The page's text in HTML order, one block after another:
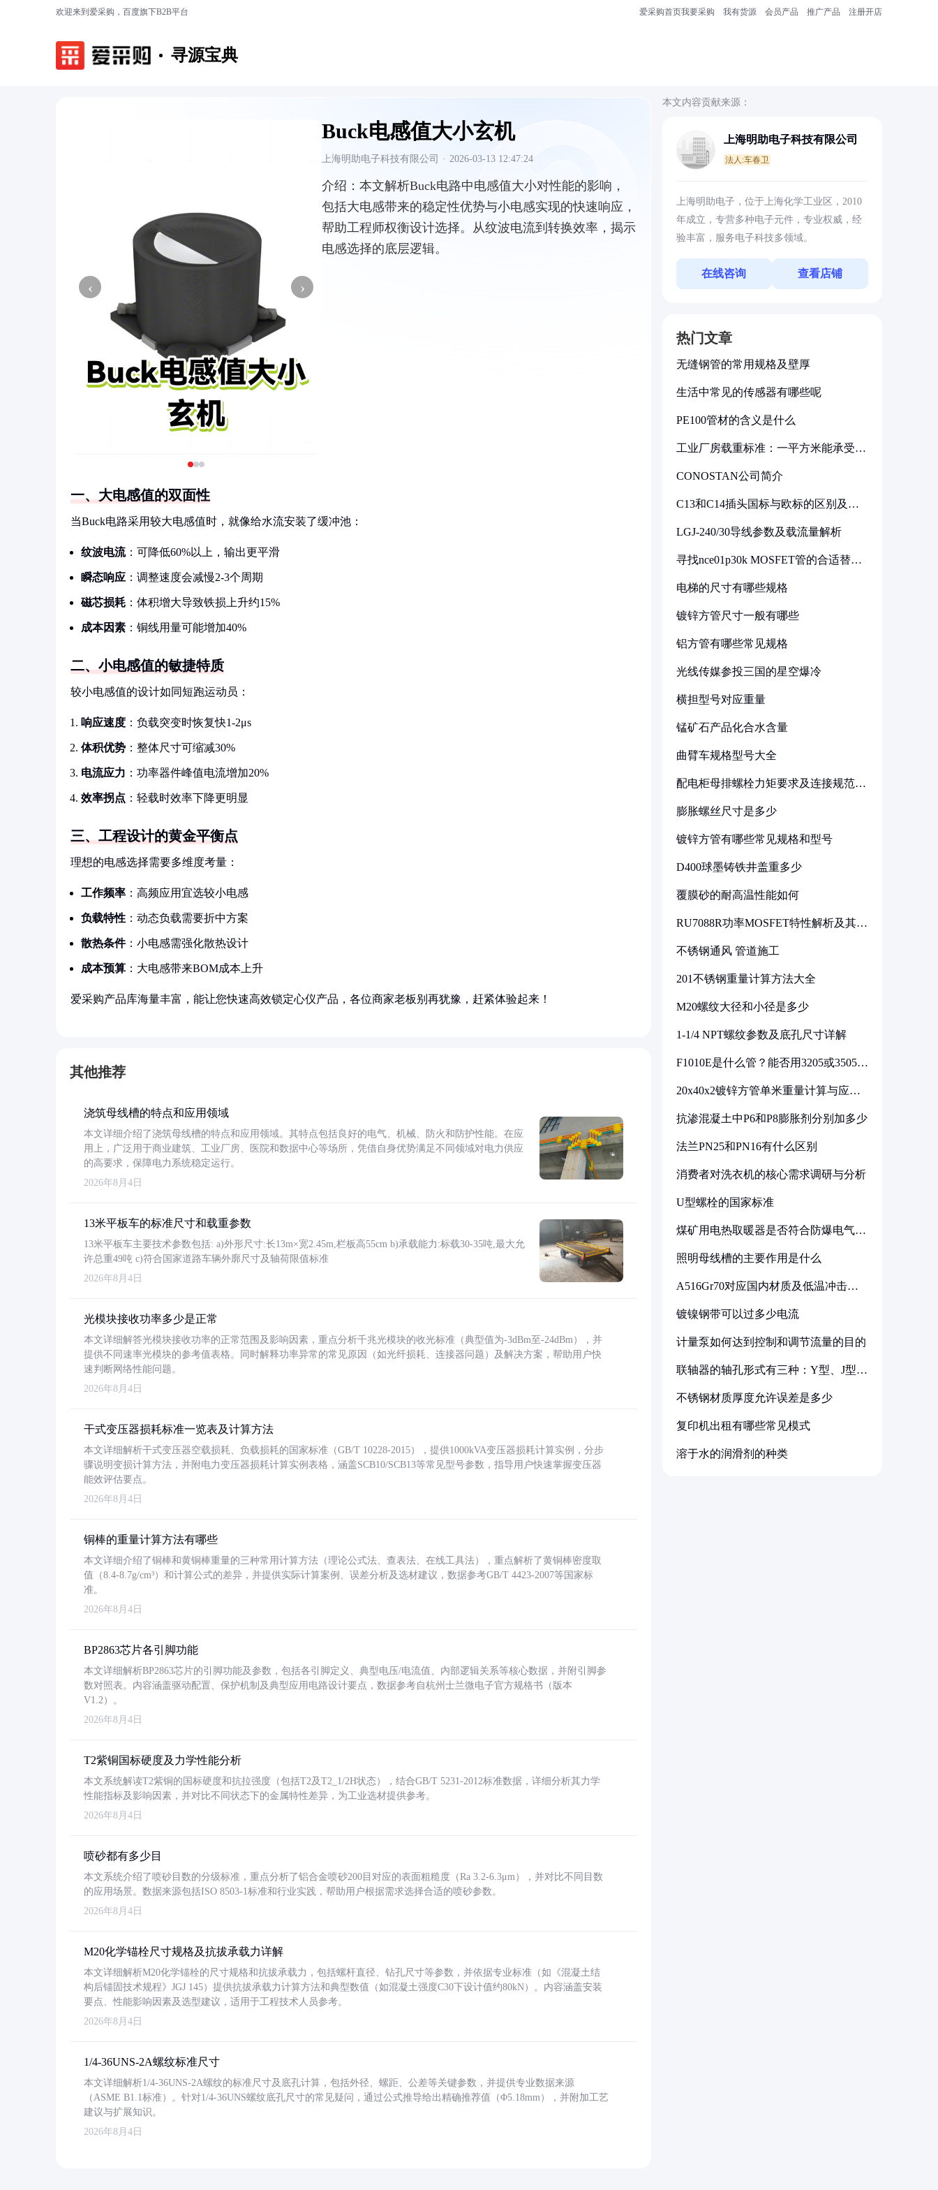
欢迎来到爱采购，百度旗下B2B平台 爱采购首页我要采购 我有货源 会员产品 推广产品 注册开店
寻源宝典
‹ ›
Buck电感值大小玄机
上海明助电子科技有限公司 · 2026-03-13 12:47:24
介绍： 本文解析Buck电路中电感值大小对性能的影响，
包括大电感带来的稳定性优势与小电感实现的快速响应，
帮助工程师权衡设计选择。从纹波电流到转换效率，揭示
电感选择的底层逻辑。
一、大电感值的双面性
当Buck电路采用较大电感值时，就像给水流安装了缓冲池：
纹波电流：可降低60%以上，输出更平滑
瞬态响应 ：调整速度会减慢2-3个周期
磁芯损耗 ：体积增大导致铁损上升约15%
成本因素 ：铜线用量可能增加40%
二、小电感值的敏捷特质
较小电感值的设计如同短跑运动员：
响应速度 ：负载突变时恢复快1-2μs
体积优势 ：整体尺寸可缩减30%
电流应力 ：功率器件峰值电流增加20%
效率拐点 ：轻载时效率下降更明显
三、工程设计的黄金平衡点
理想的电感选择需要多维度考量：
工作频率 ：高频应用宜选较小电感
负载特性 ：动态负载需要折中方案
散热条件：小电感需强化散热设计
成本预算 ：大电感带来BOM成本上升
爱采购产品库海量丰富，能让您快速高效锁定心仪产品，各位商家老板别再犹豫，赶紧体验起来！
其他推荐
浇筑母线槽的特点和应用领域
本文详细介绍了浇筑母线槽的特点和应用领域。其特点包括良好的电气、机械、防火和防护性能。在应
用上，广泛用于商业建筑、工业厂房、医院和数据中心等场所，凭借自身优势满足不同领域对电力供应
的高要求，保障电力系统稳定运行。
2026年8月4日
13米平板车的标准尺寸和载重参数
13米平板车主要技术参数包括: a)外形尺寸:长13m×宽2.45m,栏板高55cm b)承载能力:标载30-35吨,最大允
许总重49吨 c)符合国家道路车辆外廓尺寸及轴荷限值标准
2026年8月4日
光模块接收功率多少是正常
本文详细解答光模块接收功率的正常范围及影响因素，重点分析千兆光模块的收光标准（典型值为-3dBm至-24dBm），并
提供不同速率光模块的参考值表格。同时解释功率异常的常见原因（如光纤损耗、连接器问题）及解决方案，帮助用户快
速判断网络性能问题。
2026年8月4日
干式变压器损耗标准一览表及计算方法
本文详细解析干式变压器空载损耗、负载损耗的国家标准（GB/T 10228-2015），提供1000kVA变压器损耗计算实例，分步
骤说明变损计算方法，并附电力变压器损耗计算实例表格，涵盖SCB10/SCB13等常见型号参数，指导用户快速掌握变压器
能效评估要点。
2026年8月4日
铜棒的重量计算方法有哪些
本文详细介绍了铜棒和黄铜棒重量的三种常用计算方法（理论公式法、查表法、在线工具法），重点解析了黄铜棒密度取
值（8.4-8.7g/cm³）和计算公式的差异，并提供实际计算案例、误差分析及选材建议，数据参考GB/T 4423-2007等国家标
准。
2026年8月4日
BP2863芯片各引脚功能
本文详细解析BP2863芯片的引脚功能及参数，包括各引脚定义、典型电压/电流值、内部逻辑关系等核心数据，并附引脚参
数对照表。内容涵盖驱动配置、保护机制及典型应用电路设计要点，数据参考自杭州士兰微电子官方规格书（版本
V1.2）。
2026年8月4日
T2紫铜国标硬度及力学性能分析
本文系统解读T2紫铜的国标硬度和抗拉强度（包括T2及T2_1/2H状态），结合GB/T 5231-2012标准数据，详细分析其力学
性能指标及影响因素，并对比不同状态下的金属特性差异，为工业选材提供参考。
2026年8月4日
喷砂都有多少目
本文系统介绍了喷砂目数的分级标准，重点分析了铝合金喷砂200目对应的表面粗糙度（Ra 3.2-6.3μm），并对比不同目数
的应用场景。数据来源包括ISO 8503-1标准和行业实践，帮助用户根据需求选择合适的喷砂参数。
2026年8月4日
M20化学锚栓尺寸规格及抗拔承载力详解
本文详细解析M20化学锚栓的尺寸规格和抗拔承载力，包括螺杆直径、钻孔尺寸等参数，并依据专业标准（如《混凝土结
构后锚固技术规程》JGJ 145）提供抗拔承载力计算方法和典型数值（如混凝土强度C30下设计值约80kN）。内容涵盖安装
要点、性能影响因素及选型建议，适用于工程技术人员参考。
2026年8月4日
1/4-36UNS-2A螺纹标准尺寸
本文详细解析1/4-36UNS-2A螺纹的标准尺寸及底孔计算，包括外径、螺距、公差等关键参数，并提供专业数据来源
（ASME B1.1标准）。针对1/4-36UNS螺纹底孔尺寸的常见疑问，通过公式推导给出精确推荐值（Φ5.18mm），并附加工艺
建议与扩展知识。
2026年8月4日
本文内容贡献来源：
上海明助电子科技有限公司
法人:车春卫
上海明助电子，位于上海化学工业区，2010
年成立，专营多种电子元件，专业权威，经
验丰富，服务电子科技多领域。
在线咨询 查看店铺
热门文章
无缝钢管的常用规格及壁厚
生活中常见的传感器有哪些呢
PE100管材的含义是什么
工业厂房载重标准：一平方米能承受多
CONOSTAN公司简介
C13和C14插头国标与欧标的区别及其
LGJ-240/30导线参数及载流量解析
寻找nce01p30k MOSFET管的合适替代
电梯的尺寸有哪些规格
镀锌方管尺寸一般有哪些
铝方管有哪些常见规格
光线传媒参投三国的星空爆冷
横担型号对应重量
锰矿石产品化合水含量
曲臂车规格型号大全
配电柜母排螺栓力矩要求及连接规范详
膨胀螺丝尺寸是多少
镀锌方管有哪些常见规格和型号
D400球墨铸铁井盖重多少
覆膜砂的耐高温性能如何
RU7088R功率MOSFET特性解析及其在
不锈钢通风 管道施工
201不锈钢重量计算方法大全
M20螺纹大径和小径是多少
1-1/4 NPT螺纹参数及底孔尺寸详解
F1010E是什么管？能否用3205或3505代
20x40x2镀锌方管单米重量计算与应用
抗渗混凝土中P6和P8膨胀剂分别加多少
法兰PN25和PN16有什么区别
消费者对洗衣机的核心需求调研与分析
U型螺栓的国家标准
煤矿用电热取暖器是否符合防爆电气设
照明母线槽的主要作用是什么
A516Gr70对应国内材质及低温冲击要
镀镍钢带可以过多少电流
计量泵如何达到控制和调节流量的目的
联轴器的轴孔形式有三种：Y型、J型、
不锈钢材质厚度允许误差是多少
复印机出租有哪些常见模式
溶于水的润滑剂的种类